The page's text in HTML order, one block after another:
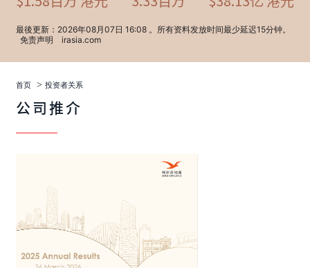
首页 > 投资者关系
公司推介